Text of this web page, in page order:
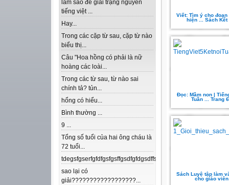
làm sao để giải trạng nguyên
tiếng việt ...
Hay...
Trong các cặp từ sau, cặp từ nào
biểu thị...
Câu "Hoa hồng có phải là nữ
hoàng các loài...
Trong các từ sau, từ nào sai
chính tả? tủn...
hổng có hiểu...
Bình thường ...
9 ...
Tổng số tuổi của hai ông cháu là
72 tuổi...
sao lại có
giải??????????????????...
Viết: Tìm ý cho đoạn
hiện ... Sách Kết
Đọc: Mầm non |
Tuần ... Trang
Sách Luyệ tập làm
cho giáo viên